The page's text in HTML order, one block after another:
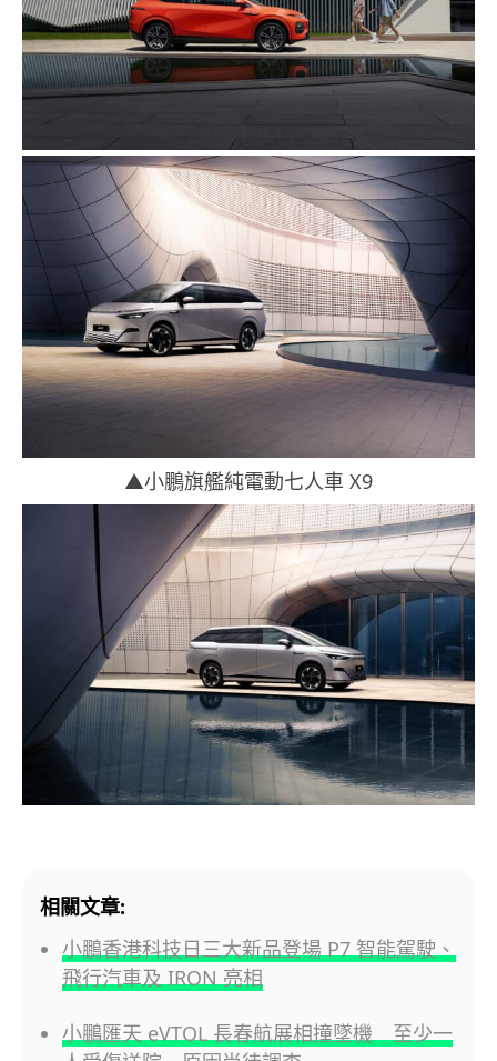
▲小鵬旗艦純電動七人車 X9
相關文章:
小鵬香港科技日三大新品登場 P7 智能駕駛、
飛行汽車及 IRON 亮相
小鵬匯天 eVTOL 長春航展相撞墜機 至少一